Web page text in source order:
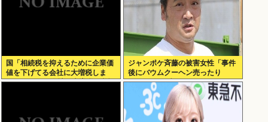
国「相続税を抑えるために企業価
値を下げてる会社に大増税しま
す。低PBRの会社は大増税を覚悟
ジャンポケ斉藤の被害女性「事件
後にバウムクーヘン売ったり
TikTokライブしててムカついた」